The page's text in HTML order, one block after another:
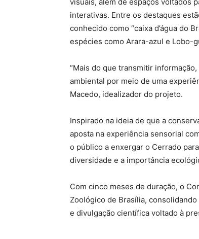
interativas. Entre os destaques
conhecido como “caixa d’água do
espécies como Arara-azul e Lobo-
“Mais do que transmitir
ambiental por meio de uma
Macedo, idealizador do projeto.
Inspirado na ideia de que a
aposta na experiência sensorial
o público a enxergar o Cerrado
diversidade e a importância
Com cinco meses de duração, o
Zoológico de Brasília,
e divulgação científica voltado à